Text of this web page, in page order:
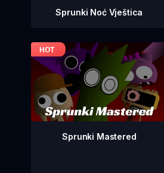
Sprunki Noć Vještica
Sprunki Mastered